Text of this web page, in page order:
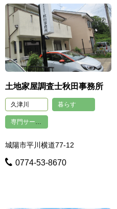
土地家屋調査士秋田事務所
久津川 暮らす
城陽市平川横道77-12
0774-53-8670